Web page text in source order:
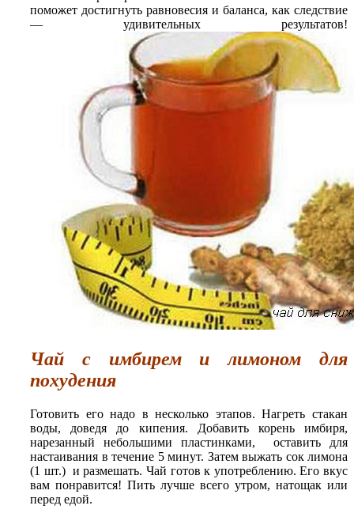
поможет достигнуть равновесия и баланса, как следствие
— удивительных результатов!
Чай с имбирем и лимоном для
похудения
Готовить его надо в несколько этапов. Нагреть стакан
воды, доведя до кипения. Добавить корень имбиря,
нарезанный небольшими пластинками, оставить для
настаивания в течение 5 минут. Затем выжать сок лимона
(1 шт.) и размешать. Чай готов к употреблению. Его вкус
вам понравится! Пить лучше всего утром, натощак или
перед едой.